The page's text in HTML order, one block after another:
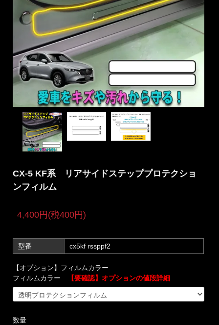
CX-5 KF系 リアサイドステッププロテクショ
ンフィルム
4,400円(税400円)
型番 cx5kf rssppf2
【オプション】フィルムカラー
フィルムカラー
【要確認】オプションの値段詳細
数量